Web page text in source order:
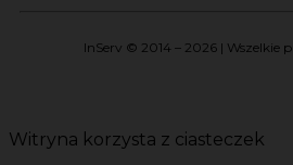
InServ © 2014 – 2026 | Wszelkie
Witryna korzysta z ciasteczek